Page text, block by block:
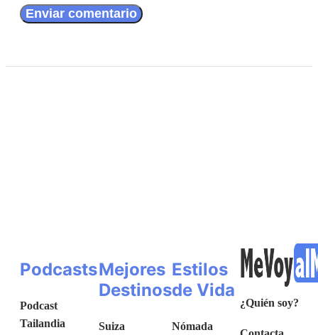
Podcasts
Podcast
Tailandia
Mejores
Destinos
Suiza
Estilos
de Vida
Nómada
¿Quién soy?